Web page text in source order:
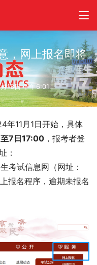
，网上报名即将
13日 下午6:01
年11月1日开始，具体
7日17:00 ，报考者登
：
考试信息网（网址：
报名程序，逾期未报名